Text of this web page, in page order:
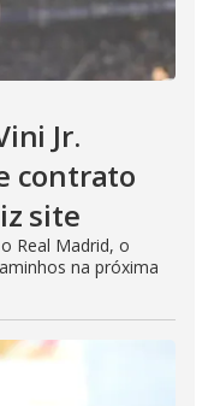
Jr.
contrato
site
Real Madrid, o
na próxima